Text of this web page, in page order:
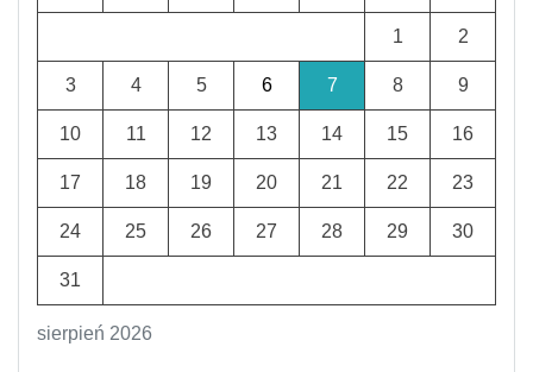
sierpień 2026
1 2
3 4 5 6 7 8 9
10 11 12 13 14 15 16
17 18 19 20 21 22 23
24 25 26 27 28 29 30
31